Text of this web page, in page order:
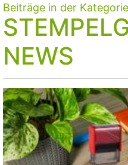
Beiträge in der Kategorie
NEWS